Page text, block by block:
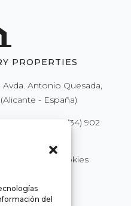
del
PROPERTIES
Antonio Quesada,
(Alicante - España)
(34) 902
Cookies